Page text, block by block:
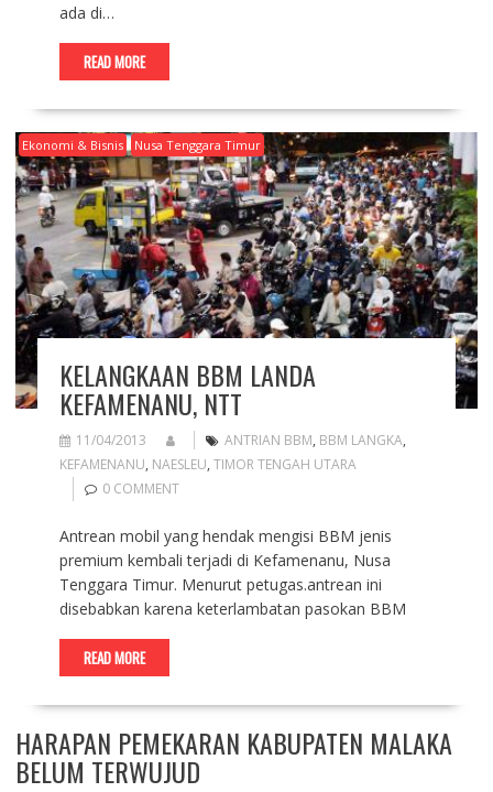
ada di…
READ MORE
Ekonomi & Bisnis Nusa Tenggara Timur
KELANGKAAN BBM LANDA
KEFAMENANU, NTT
11/04/2013 ANTRIAN BBM, BBM LANGKA,
KEFAMENANU, NAESLEU, TIMOR TENGAH UTARA
0 COMMENT
Antrean mobil yang hendak mengisi BBM jenis
premium kembali terjadi di Kefamenanu, Nusa
Tenggara Timur. Menurut petugas.antrean ini
disebabkan karena keterlambatan pasokan BBM
READ MORE
HARAPAN PEMEKARAN KABUPATEN MALAKA
BELUM TERWUJUD